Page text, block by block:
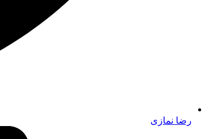
رضا نمازی